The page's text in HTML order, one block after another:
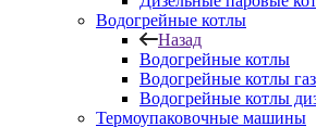
Водогрейные котлы
Назад
Водогрейные котлы
Водогрейные котлы
Водогрейные котлы
Термоупаковочные машины